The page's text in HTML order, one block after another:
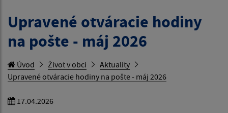
Upravené otváracie hodiny
na pošte - máj 2026
Úvod Život v obci
Aktuality
Upravené otváracie hodiny na pošte - máj 2026
17.04.2026